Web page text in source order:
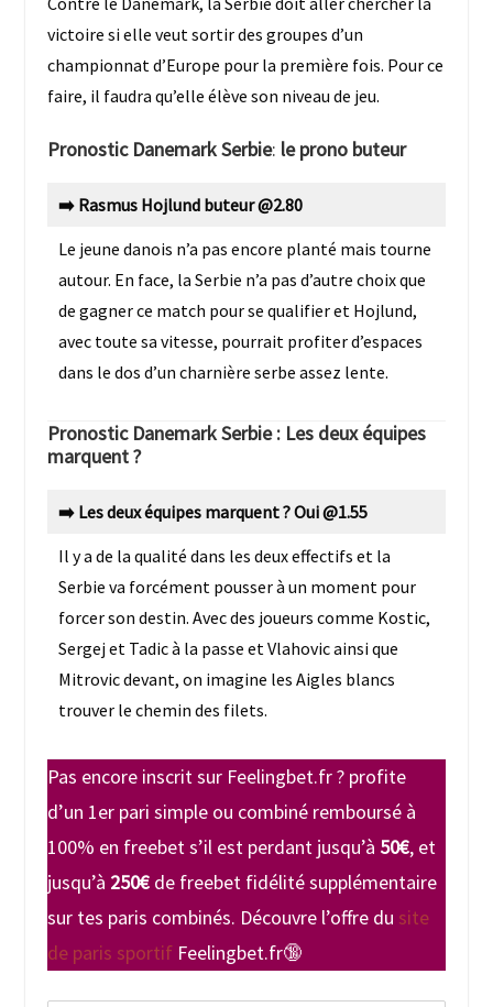
victoire si elle veut sortir des groupes d’un
championnat d’Europe pour la première fois. Pour ce
faire, il faudra qu’elle élève son niveau de jeu.
Pronostic Danemark Serbie: le prono buteur
➡️ Rasmus Hojlund buteur @2.80
Le jeune danois n’a pas encore planté mais tourne
autour. En face, la Serbie n’a pas d’autre choix que
de gagner ce match pour se qualifier et Hojlund,
avec toute sa vitesse, pourrait profiter d’espaces
dans le dos d’un charnière serbe assez lente.
Pronostic Danemark Serbie : Les deux équipes
marquent ?
➡️ Les deux équipes marquent ?Oui @1.55
Il y a de la qualité dans les deux effectifs et la
Serbie va forcément pousser à un moment pour
forcer son destin. Avec des joueurs comme Kostic,
Sergej et Tadic à la passe et Vlahovic ainsi que
Mitrovic devant, on imagine les Aigles blancs
trouver le chemin des filets.
Pas encore inscrit sur Feelingbet.fr ? profite
d’un 1er pari simple ou combiné remboursé à
100% en freebet s’il est perdant jusqu’à 50€, et
jusqu’à 250€de freebet fidélité supplémentaire
sur tes paris combinés. Découvre l’offre du site
de paris sportif Feelingbet.fr🔞